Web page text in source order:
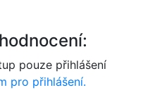
pouze přihlášení
pro přihlášení.